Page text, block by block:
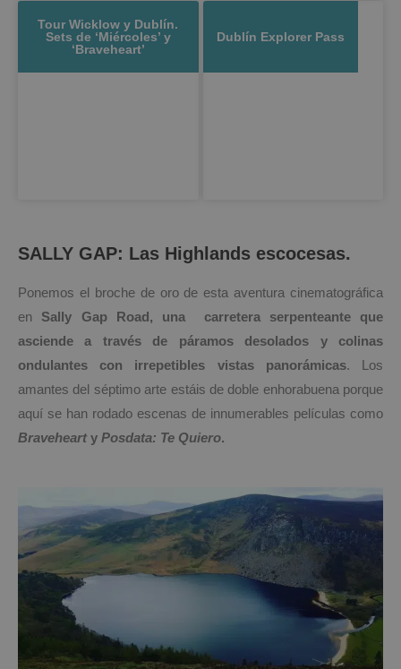
Tour Wicklow y Dublín.
Sets de ‘Miércoles’ y
‘Braveheart’
Dublín Explorer Pass
SALLY GAP: Las Highlands escocesas.
Ponemos el broche de oro de esta aventura cinematográfica
en Sally Gap Road, una carretera serpenteante que
asciende a través de páramos desolados y colinas
ondulantes con irrepetibles vistas panorámicas. Los
amantes del séptimo arte estáis de doble enhorabuena porque
aquí se han rodado escenas de innumerables películas como
Bravehearty Posdata: Te Quiero.